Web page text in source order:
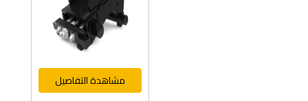
مشاهدة التفاصيل